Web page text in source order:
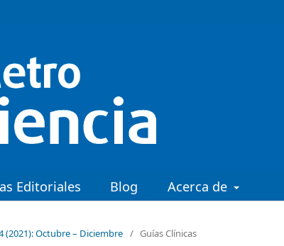
Editoriales Blog Acerca de
(2021): Octubre – Diciembre / Guías Clínicas